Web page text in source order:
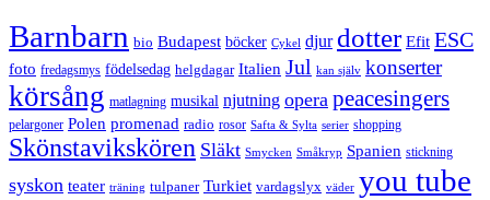
Barnbarn bio Budapest böcker Cykel djur dotter Efit ESC
foto fredagsmys födelsedag helgdagar Italien Jul kan själv konserter
körsång matlagning musikal njutning opera peacesingers
pelargoner Polen promenad radio rosor Safta & Sylta serier shopping
Skönstavikskören Släkt Smycken Småkryp Spanien stickning
syskon teater träning tulpaner Turkiet vardagslyx väder you tube